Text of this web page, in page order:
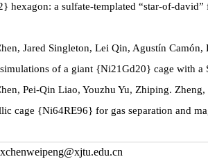
hexagon: a sulfate-templated “star-of-
Jared Singleton, Lei Qin, Agustín
of a giant {Ni21Gd20} cage with a
Pei-Qin Liao, Youzhu Yu, Zhiping.
cage {Ni64RE96} for gas separation and